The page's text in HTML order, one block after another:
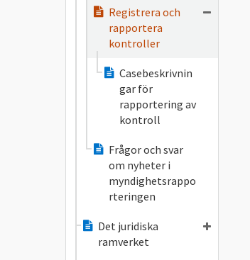
Registrera och
rapportera
kontroller
Casebeskrivnin
gar för
rapportering av
kontroll
Frågor och svar
om nyheter i
myndighetsrappo
rteringen
Det juridiska
ramverket